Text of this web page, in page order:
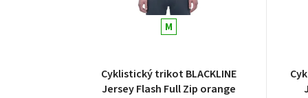
M
Cyklistický trikot BLACKLINE
Jersey Flash Full Zip orange